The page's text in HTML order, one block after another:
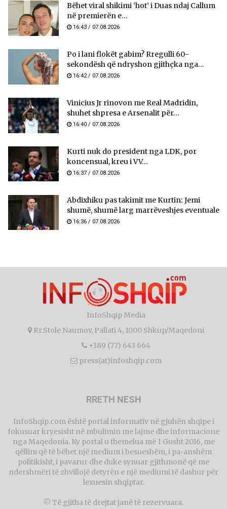
Bëhet viral shikimi ‘hot’ i Duas ndaj Callum
në premierën e...
16:43 / 07.08.2026
Po i lani flokët gabim? Rregulli 60-
sekondësh që ndryshon gjithçka nga...
16:42 / 07.08.2026
Vinicius Jr rinovon me Real Madridin,
shuhet shpresa e Arsenalit për...
16:40 / 07.08.2026
Kurti nuk do president nga LDK, por
koncensual, kreu i VV...
16:37 / 07.08.2026
Abdixhiku pas takimit me Kurtin: Jemi
shumë, shumë larg marrëveshjes eventuale
16:36 / 07.08.2026
InfoShqip Media
Rr.Stole Naumov, Pallati 4, 1000 Shkup/Maqedoni
+389 (77) 643 664
press(at)infoshqip.com
RRETH NESH
InfoShqip.com është portal informativ në gjuhën shqipe i
fokusuar kryesisht në mbulimin me lajme dhe informacione
nga Maqedonia. Ky portal u themelua më 1 Gusht 2016, me
qëllim që të bëhet një medium i besueshëm, i pa-anshëm
politikisht, i pavarur dhe duke synuar gjithmonë që me
ndershmëri të zhvillojë detyrën e një mediumi të dashur për
lexuesin shqiptar.
© Të gjitha të drejtat janë të rezervuara.